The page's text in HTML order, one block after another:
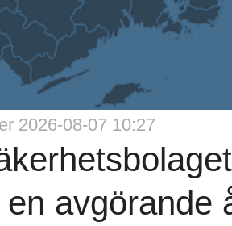
2026-08-07 10:27
avgörande